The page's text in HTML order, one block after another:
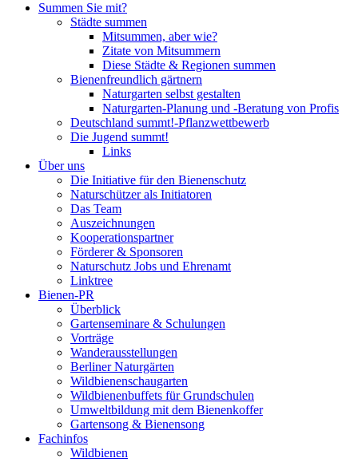
Summen Sie mit?
Städte summen
Mitsummen, aber wie?
Zitate von Mitsummern
Diese Städte & Regionen summen
Bienenfreundlich gärtnern
Naturgarten selbst gestalten
Naturgarten-Planung und -Beratung von Profis
Deutschland summt!-Pflanzwettbewerb
Die Jugend summt!
Links
Über uns
Die Initiative für den Bienenschutz
Naturschützer als Initiatoren
Das Team
Auszeichnungen
Kooperationspartner
Förderer & Sponsoren
Naturschutz Jobs und Ehrenamt
Linktree
Bienen-PR
Überblick
Gartenseminare & Schulungen
Vorträge
Wanderausstellungen
Berliner Naturgärten
Wildbienenschaugarten
Wildbienenbuffets für Grundschulen
Umweltbildung mit dem Bienenkoffer
Gartensong & Bienensong
Fachinfos
Wildbienen